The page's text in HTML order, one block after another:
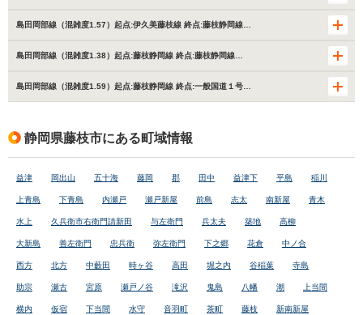
島田岡部線（混雑度1.57）起点:伊久美藤枝線 終点:藤枝静岡線…
島田岡部線（混雑度1.38）起点:藤枝静岡線 終点:藤枝静岡線…
島田岡部線（混雑度1.59）起点:藤枝静岡線 終点:一般国道１号…
静岡県藤枝市にある町域情報
益津 岡出山 五十海 藤岡 郡 田中 益津下 平島 稲川
上青島 下青島 内瀬戸 瀬戸新屋 前島 志太 南新屋 青木
水上 久兵衛市右衛門請新田 与左衛門 兵太夫 築地 高柳
大新島 善左衛門 忠兵衛 弥左衛門 下之郷 花倉 中ノ合
西方 北方 中藪田 時ヶ谷 高田 堀之内 谷稲葉 寺島
助宗 瀬古 宮原 瀬戸ノ谷 滝沢 鬼島 八幡 潮 上当間
横内 仮宿 下当間 水守 音羽町 茶町 藤枝 新南新屋